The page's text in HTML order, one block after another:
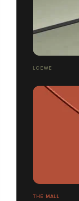
LOEWE
THE MALL